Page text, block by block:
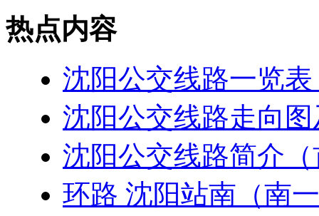
热点内容
沈阳公交线路一览表
沈阳公交线路走向
沈阳公交线路简介
环路 沈阳站南（南